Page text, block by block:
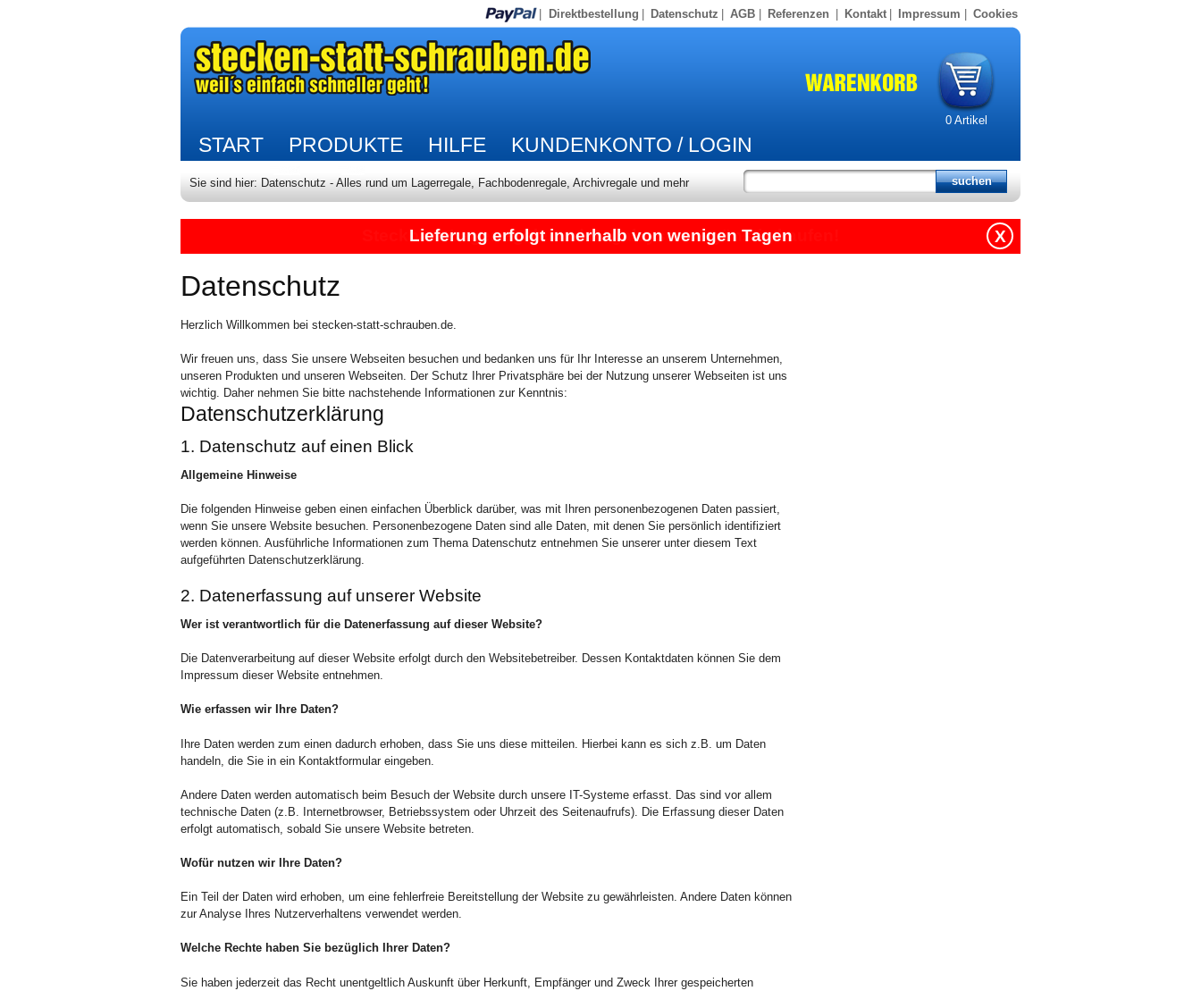
Direktbestellung Datenschutz AGB Referenzen Kontakt Impressum Cookies
0Artikel
START PRODUKTE HILFE KUNDENKONTO / LOGIN
Sie sind hier: Datenschutz - Alles rund um Lagerregale, Fachbodenregale, Archivregale und mehr
Lieferung erfolgt innerhalb von wenigen Tagen X
Datenschutz
Herzlich Willkommen bei stecken-statt-schrauben.de.
Wir freuen uns, dass Sie unsere Webseiten besuchen und bedanken uns für Ihr Interesse an unserem Unternehmen,
unseren Produkten und unseren Webseiten. Der Schutz Ihrer Privatsphäre bei der Nutzung unserer Webseiten ist uns
wichtig. Daher nehmen Sie bitte nachstehende Informationen zur Kenntnis:
Datenschutzerklärung
1. Datenschutz auf einen Blick
Allgemeine Hinweise
Die folgenden Hinweise geben einen einfachen Überblick darüber, was mit Ihren personenbezogenen Daten passiert,
wenn Sie unsere Website besuchen. Personenbezogene Daten sind alle Daten, mit denen Sie persönlich identifiziert
werden können. Ausführliche Informationen zum Thema Datenschutz entnehmen Sie unserer unter diesem Text
aufgeführten Datenschutzerklärung.
2. Datenerfassung auf unserer Website
Wer ist verantwortlich für die Datenerfassung auf dieser Website?
Die Datenverarbeitung auf dieser Website erfolgt durch den Websitebetreiber. Dessen Kontaktdaten können Sie dem
Impressum dieser Website entnehmen.
Wie erfassen wir Ihre Daten?
Ihre Daten werden zum einen dadurch erhoben, dass Sie uns diese mitteilen. Hierbei kann es sich z.B. um Daten
handeln, die Sie in ein Kontaktformular eingeben.
Andere Daten werden automatisch beim Besuch der Website durch unsere IT-Systeme erfasst. Das sind vor allem
technische Daten (z.B. Internetbrowser, Betriebssystem oder Uhrzeit des Seitenaufrufs). Die Erfassung dieser Daten
erfolgt automatisch, sobald Sie unsere Website betreten.
Wofür nutzen wir Ihre Daten?
Ein Teil der Daten wird erhoben, um eine fehlerfreie Bereitstellung der Website zu gewährleisten. Andere Daten können
zur Analyse Ihres Nutzerverhaltens verwendet werden.
Welche Rechte haben Sie bezüglich Ihrer Daten?
Sie haben jederzeit das Recht unentgeltlich Auskunft über Herkunft, Empfänger und Zweck Ihrer gespeicherten